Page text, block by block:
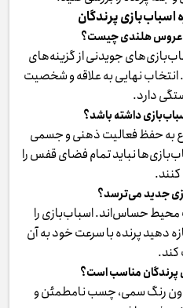
اسباب‌بازی پرندگان
عروس هلندی چیست؟
جویدنی از گزینه‌های
نهایی به علاقه و شخصیت
دارد.
داشته باشد؟
به حفظ فعالیت ذهنی و جسمی
نباید تمام فضای قفس را
جدید می‌ترسد؟
محیط حساس‌اند. اسباب‌بازی را
دهید پرنده با سرعت خود به آن
پرندگان مناسب است؟
رنگ سمی، چسب نامطمئن و